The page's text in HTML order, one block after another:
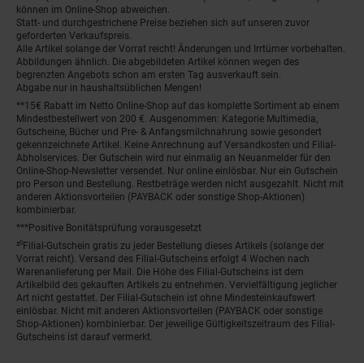
können im Online-Shop abweichen.
Statt- und durchgestrichene Preise beziehen sich auf unseren zuvor
geforderten Verkaufspreis.
Alle Artikel solange der Vorrat reicht! Änderungen und Irrtümer vorbehalten.
Abbildungen ähnlich. Die abgebildeten Artikel können wegen des
begrenzten Angebots schon am ersten Tag ausverkauft sein.
Abgabe nur in haushaltsüblichen Mengen!
**15€ Rabatt im Netto Online-Shop auf das komplette Sortiment ab einem
Mindestbestellwert von 200 €. Ausgenommen: Kategorie Multimedia,
Gutscheine, Bücher und Pre- & Anfangsmilchnahrung sowie gesondert
gekennzeichnete Artikel. Keine Anrechnung auf Versandkosten und Filial-
Abholservices. Der Gutschein wird nur einmalig an Neuanmelder für den
Online-Shop-Newsletter versendet. Nur online einlösbar. Nur ein Gutschein
pro Person und Bestellung. Restbeträge werden nicht ausgezahlt. Nicht mit
anderen Aktionsvorteilen (PAYBACK oder sonstige Shop-Aktionen)
kombinierbar.
***Positive Bonitätsprüfung vorausgesetzt
²⁰Filial-Gutschein gratis zu jeder Bestellung dieses Artikels (solange der
Vorrat reicht). Versand des Filial-Gutscheins erfolgt 4 Wochen nach
Warenanlieferung per Mail. Die Höhe des Filial-Gutscheins ist dem
Artikelbild des gekauften Artikels zu entnehmen. Vervielfältigung jeglicher
Art nicht gestattet. Der Filial-Gutschein ist ohne Mindesteinkaufswert
einlösbar. Nicht mit anderen Aktionsvorteilen (PAYBACK oder sonstige
Shop-Aktionen) kombinierbar. Der jeweilige Gültigkeitszeitraum des Filial-
Gutscheins ist darauf vermerkt.